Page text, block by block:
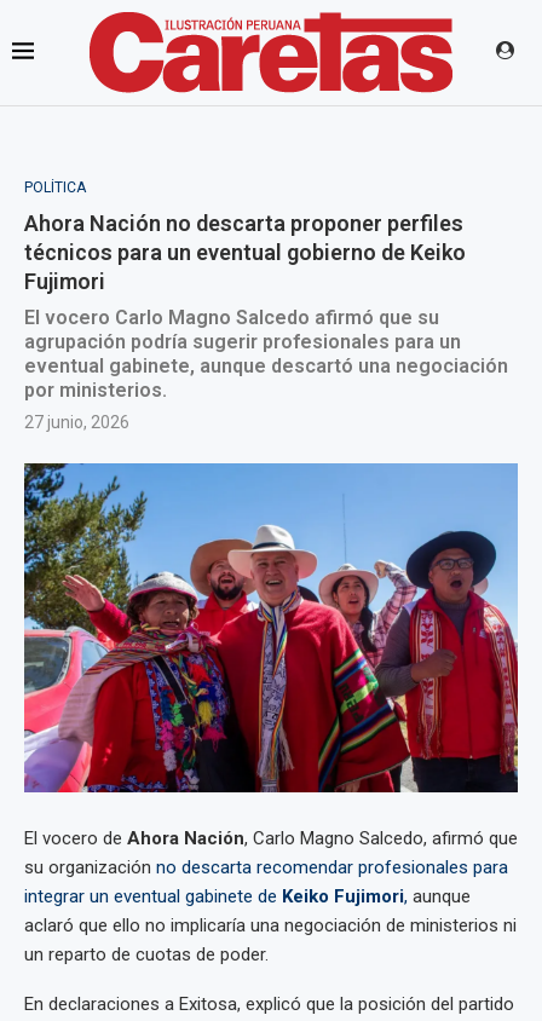
POLÍTICA
Ahora Nación no descarta proponer perfiles
técnicos para un eventual gobierno de Keiko
Fujimori
El vocero Carlo Magno Salcedo afirmó que su
agrupación podría sugerir profesionales para un
eventual gabinete, aunque descartó una negociación
por ministerios.
27 junio, 2026
El vocero de Ahora Nación, Carlo Magno Salcedo, afirmó que
su organización no descarta recomendar profesionales para
integrar un eventual gabinete de Keiko Fujimori, aunque
aclaró que ello no implicaría una negociación de ministerios ni
un reparto de cuotas de poder.
En declaraciones a Exitosa, explicó que la posición del partido